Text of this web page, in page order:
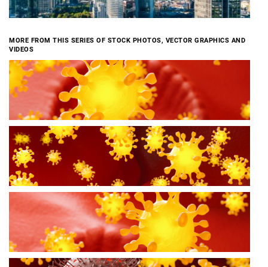
MORE FROM THIS SERIES OF STOCK PHOTOS, VECTOR GRAPHICS AND
VIDEOS